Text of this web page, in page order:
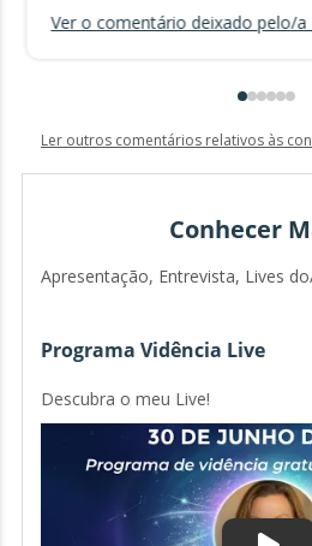
Ver o comentário deixado pelo/a
Ler outros comentários relativos às
Conhecer
Apresentação, Entrevista, Lives
Programa Vidência Live
Descubra o meu Live!